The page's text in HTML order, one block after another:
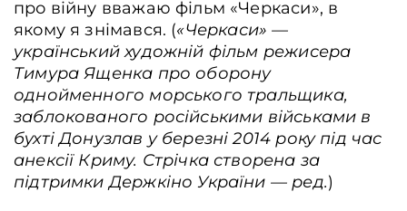
про війну вважаю фільм «Черкаси», в
якому я знімався. («Черкаси» —
український художній фільм режисера
Тимура Ященка про оборону
однойменного морського тральщика,
заблокованого російськими військами в
бухті Донузлав у березні 2014 року під час
анексії Криму. Стрічка створена за
підтримки Держкіно України — ред.)